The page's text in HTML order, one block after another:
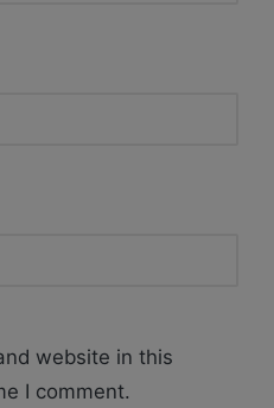
website in this
I comment.